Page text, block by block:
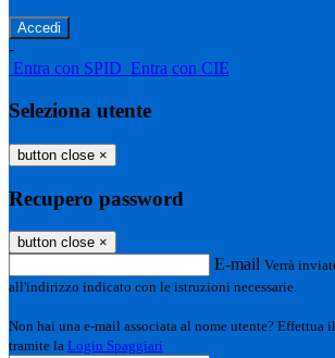
-
Entra con SPID Entra con CIE
Seleziona utente
button close ×
Recupero password
button close ×
E-mail Verrà
all'indirizzo indicato con le istruzioni necessarie.
Non hai una e-mail associata al nome utente? Effettua
tramite la Login Spaggiari